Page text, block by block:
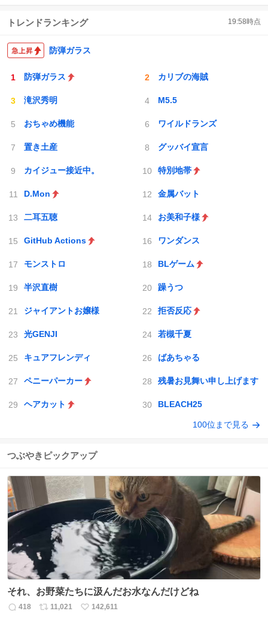
トレンドランキング 19:58時点
防弾ガラス
防弾ガラス カリブの海賊
滝沢秀明 M5.5
おちゃめ機能 ワイルドランズ
置き土産 グッバイ宣言
カイジュー接近中。 特別地帯
D.Mon 金属バット
二耳五聴 お美和子様
GitHub Actions ワンダンス
モンストロ BLゲーム
半沢直樹 躁うつ
ジャイアントお嬢様 拒否反応
光GENJI 若槻千夏
キュアフレンディ ばあちゃる
ペニーパーカー 残暑お見舞い申し上げます
ヘアカット BLEACH25
100位まで見る
つぶやきピックアップ
それ、お野菜たちに汲んだお水なんだけどね
返
418
リ
11,021
い
142,611